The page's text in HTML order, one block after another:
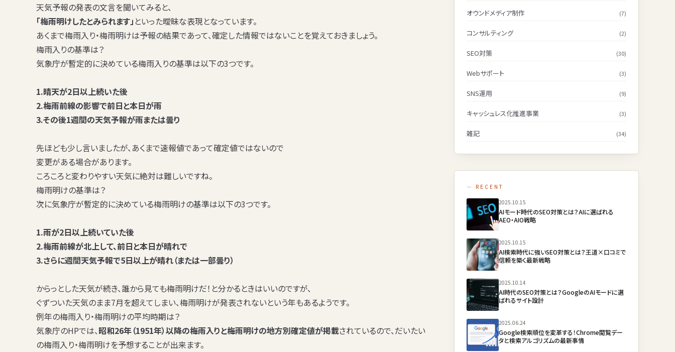
天気予報の発表の文言を聞いてみると、
「梅雨明けしたとみられます」 といった曖昧な表現となっています。
あくまで梅雨入り・梅雨明けは予報の結果であって、確定した情報ではないことを覚えておきましょう。
梅雨入りの基準は？
気象庁が暫定的に決めている梅雨入りの基準は以下の3つです。
1.晴天が2日以上続いた後
2.梅雨前線の影響で前日と本日が雨
3.その後1週間の天気予報が雨または曇り
先ほども少し言いましたが、 あくまで速報値であって確定値ではないので
変更がある場合があります。
ころころと変わりやすい天気に絶対は難しいですね。
梅雨明けの基準は？
次に気象庁が暫定的に決めている梅雨明けの基準は以下の3つです。
1.雨が2日以上続いていた後
2.梅雨前線が北上して、前日と本日が晴れで
3.さらに週間天気予報で5日以上が晴れ（または一部曇り）
からっとした天気が続き、誰から見ても梅雨明けだ！と分かるときはいいのですが、
ぐずついた天気のまま7月を超えてしまい、梅雨明けが発表されないという年もあるようです。
例年の梅雨入り・梅雨明けの平均時期は？
気象庁のHPでは、昭和26年（1951年）以降の梅雨入りと梅雨明けの地方別確定値が掲載されているので、だいたい
の梅雨入り・梅雨明けを予想することが出来ます。
オウンドメディア制作 (7)
コンサルティング (2)
SEO対策 (30)
Webサポート (3)
SNS運用 (9)
キャッシュレス化推進事業 (3)
雑記 (34)
— RECENT
2025.10.15
AIモード時代のSEO対策とは？AIに選ばれる
AEO・AIO戦略
2025.10.15
AI検索時代に強いSEO対策とは？王道×口コミで
信頼を築く最新戦略
2025.10.14
AI時代のSEO対策とは？GoogleのAIモードに選
ばれるサイト設計
2025.06.24
Google検索順位を変革する！Chrome閲覧デー
タと検索アルゴリズムの最新事情